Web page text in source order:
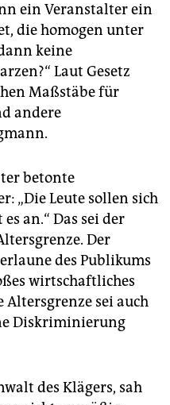
ein Veranstalter ein
die homogen unter
keine
Laut Gesetz
Maßstäbe für
andere
betonte
„Die Leute sollen sich
an.“ Das sei der
Der
des Publikums
wirtschaftliches
Altersgrenze sei auch
Diskriminierung
des Klägers, sah